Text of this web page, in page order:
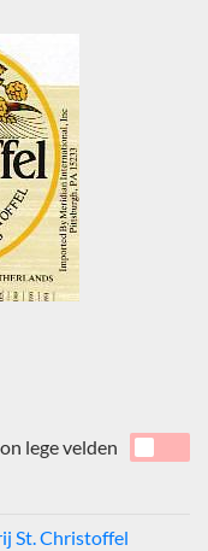
lege velden
St. Christoffel